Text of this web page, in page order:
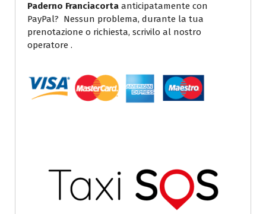
Paderno Franciacorta anticipatamente con
PayPal? Nessun problema, durante la tua
prenotazione o richiesta, scrivilo al nostro
operatore .